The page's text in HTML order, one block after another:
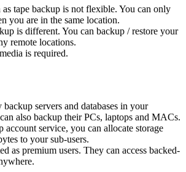
tape backup is not flexible. You can only
you are in the same location.
is different. You can backup / restore your
remote locations.
is required.
servers and databases in your
also backup their PCs, laptops and MACs.
service, you can allocate storage
to your sub-users.
as premium users. They can access backed-